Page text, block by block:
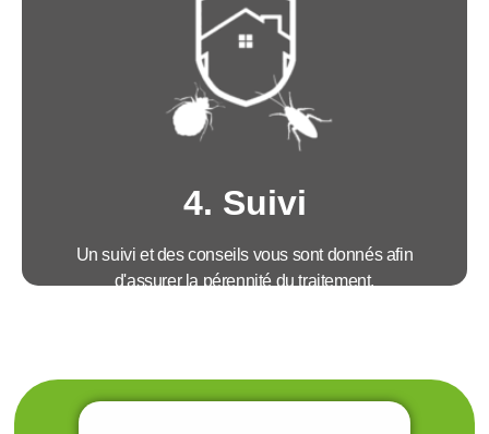
Avantages :
• Intervention dans les 4h
• Technicien agréé certibiocide
• Un traitement efficace et sur mesure
4. Suivi
Un suivi et des conseils vous sont donnés afin
d'assurer la pérennité du traitement.
Avantages :
• Suivi téléphonique et ré-intervention si